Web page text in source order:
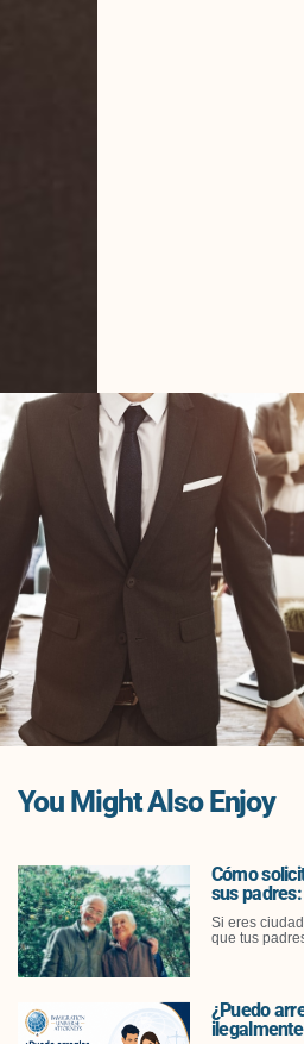
You Might Also Enjoy
Cómo
sus
Si eres
que tus
¿Puedo